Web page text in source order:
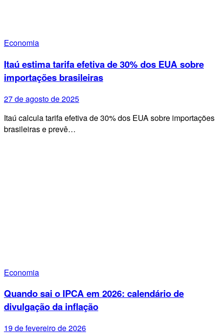
Economia
Itaú estima tarifa efetiva de 30% dos EUA sobre
importações brasileiras
27 de agosto de 2025
Itaú calcula tarifa efetiva de 30% dos EUA sobre importações
brasileiras e prevê…
Economia
Quando sai o IPCA em 2026: calendário de
divulgação da inflação
19 de fevereiro de 2026